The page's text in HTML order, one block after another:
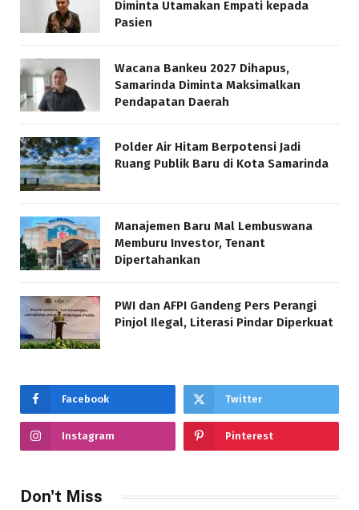
Diminta Utamakan Empati kepada
Pasien
Wacana Bankeu 2027 Dihapus,
Samarinda Diminta Maksimalkan
Pendapatan Daerah
Polder Air Hitam Berpotensi Jadi
Ruang Publik Baru di Kota Samarinda
Manajemen Baru Mal Lembuswana
Memburu Investor, Tenant
Dipertahankan
PWI dan AFPI Gandeng Pers Perangi
Pinjol Ilegal, Literasi Pindar Diperkuat
Facebook Twitter
Instagram Pinterest
Don't Miss